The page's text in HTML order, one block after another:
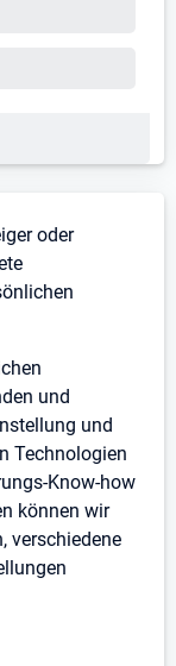
oder
und
und
Technologien
Know-how
können wir
verschiedene